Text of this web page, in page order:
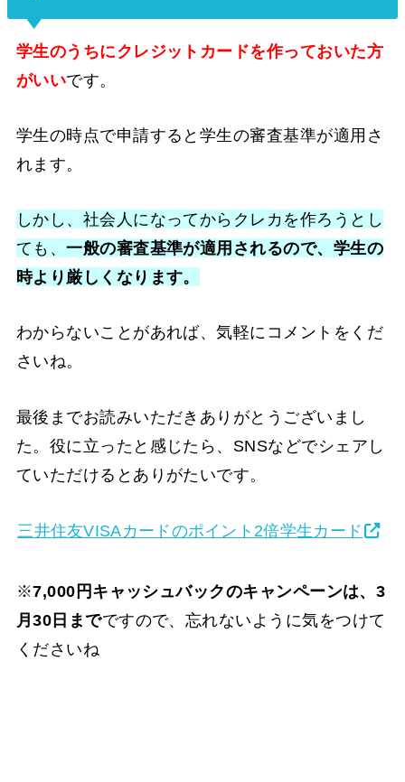
学生のうちにクレジットカードを作っておいた方
がいいです。
学生の時点で申請すると学生の審査基準が適用さ
れます。
しかし、社会人になってからクレカを作ろうとし
ても、一般の審査基準が適用されるので、学生の
時より厳しくなります。
わからないことがあれば、気軽にコメントをくだ
さいね。
最後までお読みいただきありがとうございまし
た。役に立ったと感じたら、SNSなどでシェアし
ていただけるとありがたいです。
三井住友VISAカードのポイント2倍学生カード
※7,000円キャッシュバックのキャンペーンは、3
月30日までですので、忘れないように気をつけて
くださいね